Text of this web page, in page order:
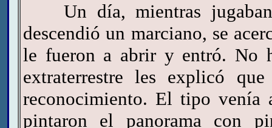
Un día, mientras
descendió un marciano, se
le fueron a abrir y entró. No
extraterrestre les explicó
reconocimiento. El tipo venía
pintaron el panorama con